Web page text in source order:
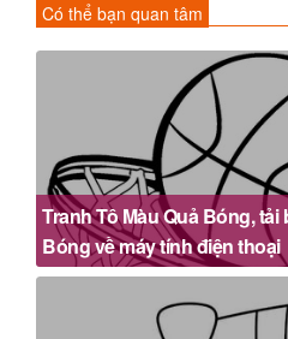
Có thể bạn quan tâm
Tranh Tô Màu Quả Bóng, tải
Bóng về máy tính điện thoại